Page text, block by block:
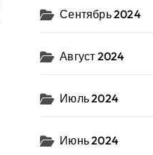
Сентябрь 2024
Август 2024
Июль 2024
Июнь 2024